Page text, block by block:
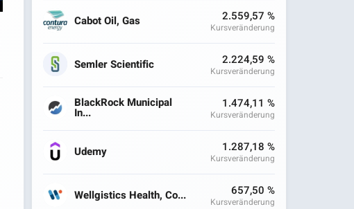
Cabot Oil, Gas 2.559,57 %
Kursveränderung
Semler Scientific 2.224,59 %
Kursveränderung
BlackRock Municipal
In...
1.474,11 %
Kursveränderung
Udemy 1.287,18 %
Kursveränderung
Wellgistics Health, Co... 657,50 %
Kursveränderung